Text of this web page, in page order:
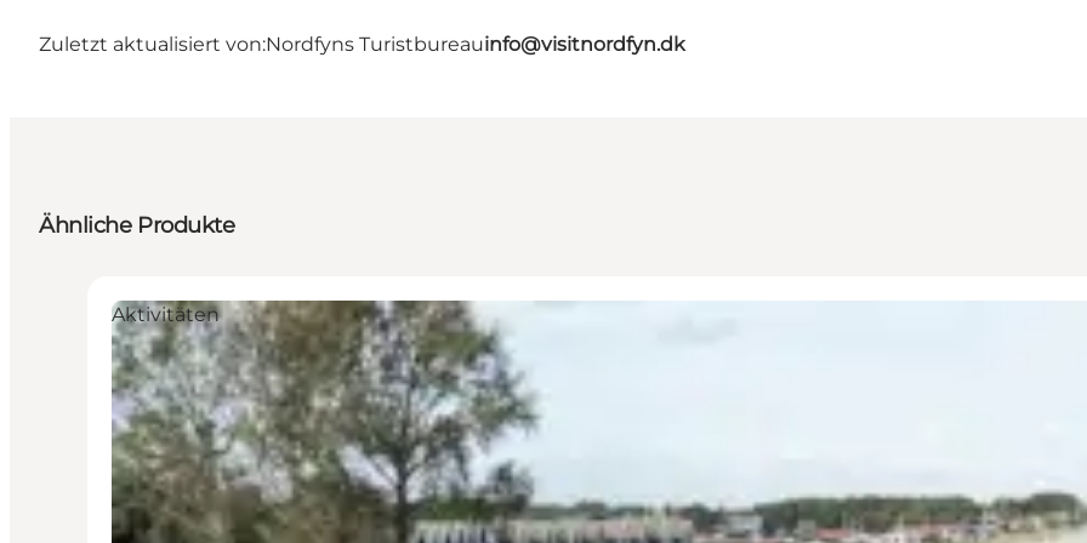
Zuletzt aktualisiert von:Nordfyns Turistbureauinfo@visitnordfyn.dk
Ähnliche Produkte
Aktivitäten